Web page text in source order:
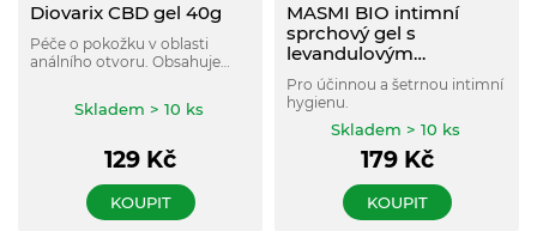
Diovarix CBD gel 40g
Péče o pokožku v oblasti
análního otvoru. Obsahuje
regeneračními účinky.
pálení a svědění v oblasti
análního otvoru. Složení je
podpořeno cannabidiolem.
Dermatologicky testová
Skladem > 10 ks
129 Kč
KOUPIT
MASMI BIO intimní
sprchový gel s
levandulovým
éterickým olejem 250
ml
Pro účinnou a šetrnou intimní
hygienu.
Skladem > 10 ks
179Kč
KOUPIT